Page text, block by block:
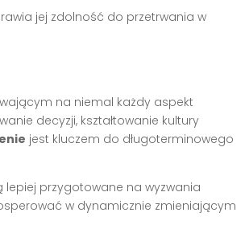
jej zdolność do przetrwania w
na niemal każdy aspekt
decyzji, kształtowanie kultury
jest kluczem do długoterminowego
przygotowane na wyzwania
w dynamicznie zmieniającym